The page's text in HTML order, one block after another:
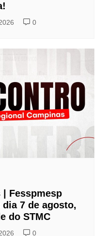
0
| Fesspmesp
7 de agosto,
do STMC
0